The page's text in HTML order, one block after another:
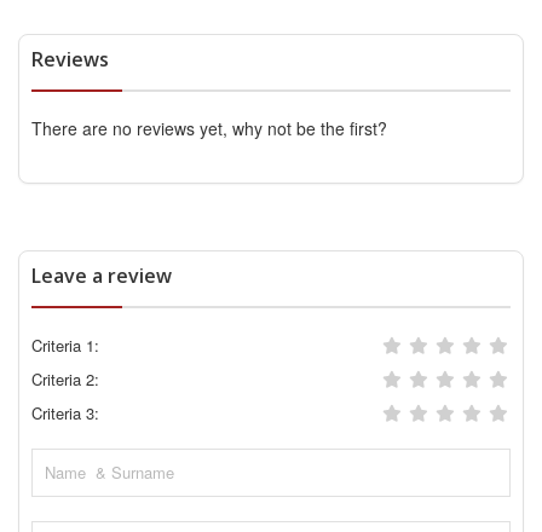
Reviews
There are no reviews yet, why not be the first?
Leave a review
Criteria 1:
Criteria 2:
Criteria 3: